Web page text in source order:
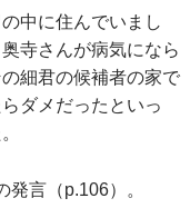
中に住んでいまし
寺さんが病気になら
細君の候補者の家で
ダメだったといっ
言（p.106）。